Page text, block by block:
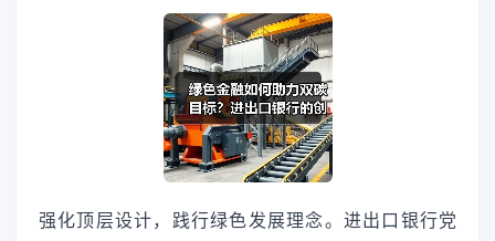
强化顶层设计，践行绿色发展理念。进出口银行党